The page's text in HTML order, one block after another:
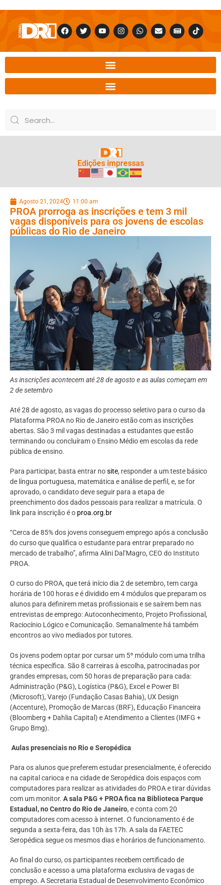
Edições impressas
Agosto 21, 2024 11:00 am
PROA prorroga as inscrições e tem 3 mil
vagas disponíveis para os jovens de escolas
públicas do Rio de Janeiro
As inscrições acontecem até 28 de agosto e as aulas começam em
2 de setembro
Até 28 de agosto, as vagas do processo seletivo para o curso da
Plataforma PROA no Rio de Janeiro estão com as inscrições
abertas. São 3 mil vagas destinadas a estudantes que estão
terminando ou concluíram o Ensino Médio em escolas da rede
pública de ensino.
Para participar, basta entrar nosite, responder a um teste básico
de língua portuguesa, matemática e análise de perfil, e, se for
aprovado, o candidato deve seguir para a etapa de
preenchimento dos dados pessoais para realizar a matrícula. O
link para inscrição é o proa.org.br
“Cerca de 85% dos jovens conseguem emprego após a conclusão
do curso que qualifica o estudante para entrar preparado no
mercado de trabalho”, afirma Alini Dal’Magro, CEO do Instituto
PROA.
O curso do PROA, que terá início dia 2 de setembro, tem carga
horária de 100 horas e é dividido em 4 módulos que preparam os
alunos para definirem metas profissionais e se saírem bem nas
entrevistas de emprego: Autoconhecimento, Projeto Profissional,
Raciocínio Lógico e Comunicação. Semanalmente há também
encontros ao vivo mediados por tutores.
Os jovens podem optar por cursar um 5º módulo com uma trilha
técnica específica. São 8 carreiras à escolha, patrocinadas por
grandes empresas, com 50 horas de preparação para cada:
Administração (P&G), Logística (P&G), Excel e Power BI
(Microsoft), Varejo (Fundação Casas Bahia), UX Design
(Accenture), Promoção de Marcas (BRF), Educação Financeira
(Bloomberg + Dahlia Capital) e Atendimento a Clientes (IMFG +
Grupo Bmg).
Aulas presenciais no Rio e Seropédica
Para os alunos que preferem estudar presencialmente, é oferecido
na capital carioca e na cidade de Seropédica dois espaços com
computadores para realizar as atividades do PROA e tirar dúvidas
com um monitor. A sala P&G + PROA fica na Biblioteca Parque
Estadual, no Centro do Rio de Janeiro, e conta com 20
computadores com acesso à internet. O funcionamento é de
segunda a sexta-feira, das 10h às 17h. A sala da FAETEC
Seropédica segue os mesmos dias e horários de funcionamento.
Ao final do curso, os participantes recebem certificado de
conclusão e acesso a uma plataforma exclusiva de vagas de
emprego. A Secretaria Estadual de Desenvolvimento Econômico